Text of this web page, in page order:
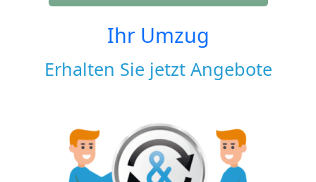
Ihr Umzug
Erhalten Sie jetzt Angebote